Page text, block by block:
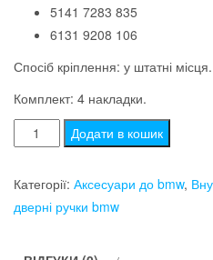
5141 7283 835
6131 9208 106
Спосіб кріплення: у штатні місця.
Комплект: 4 накладки.
Комплект
накладок
склопідйомника
bmw
Додати в кошик
Категорії: Аксесуари до bmw,
дверні ручки bmw